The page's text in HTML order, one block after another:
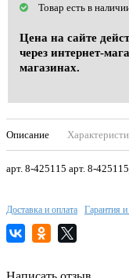
Товар есть в
Цена на сайте
через интернет-
магазинах.
Описание
арт. 8-425115 арт. 8-
Доставка и оплата Гарантия